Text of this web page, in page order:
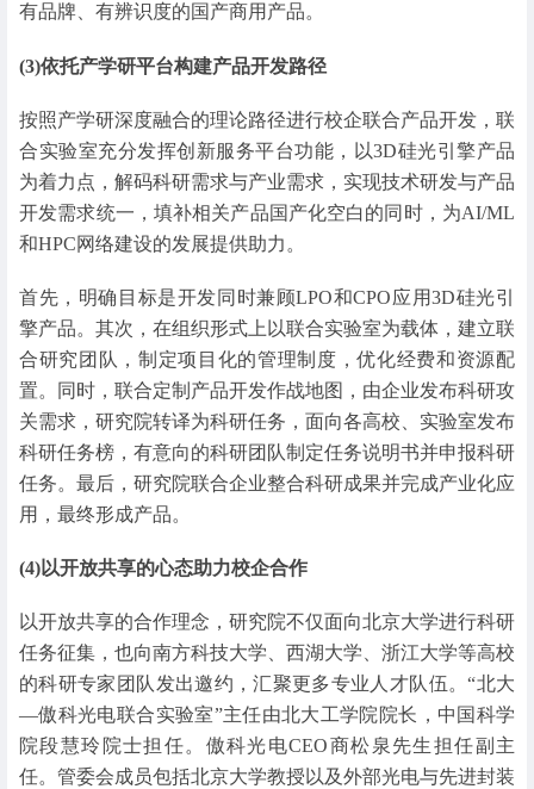
有品牌、有辨识度的国产商用产品。
(3)依托产学研平台构建产品开发路径
按照产学研深度融合的理论路径进行校企联合产品开发，联
合实验室充分发挥创新服务平台功能，以3D硅光引擎产品
为着力点，解码科研需求与产业需求，实现技术研发与产品
开发需求统一，填补相关产品国产化空白的同时，为AI/ML
和HPC网络建设的发展提供助力。
首先，明确目标是开发同时兼顾LPO和CPO应用3D硅光引
擎产品。其次，在组织形式上以联合实验室为载体，建立联
合研究团队，制定项目化的管理制度，优化经费和资源配
置。同时，联合定制产品开发作战地图，由企业发布科研攻
关需求，研究院转译为科研任务，面向各高校、实验室发布
科研任务榜，有意向的科研团队制定任务说明书并申报科研
任务。最后，研究院联合企业整合科研成果并完成产业化应
用，最终形成产品。
(4)以开放共享的心态助力校企合作
以开放共享的合作理念，研究院不仅面向北京大学进行科研
任务征集，也向南方科技大学、西湖大学、浙江大学等高校
的科研专家团队发出邀约，汇聚更多专业人才队伍。“北大
—傲科光电联合实验室”主任由北大工学院院长，中国科学
院段慧玲院士担任。傲科光电CEO商松泉先生担任副主
任。管委会成员包括北京大学教授以及外部光电与先进封装